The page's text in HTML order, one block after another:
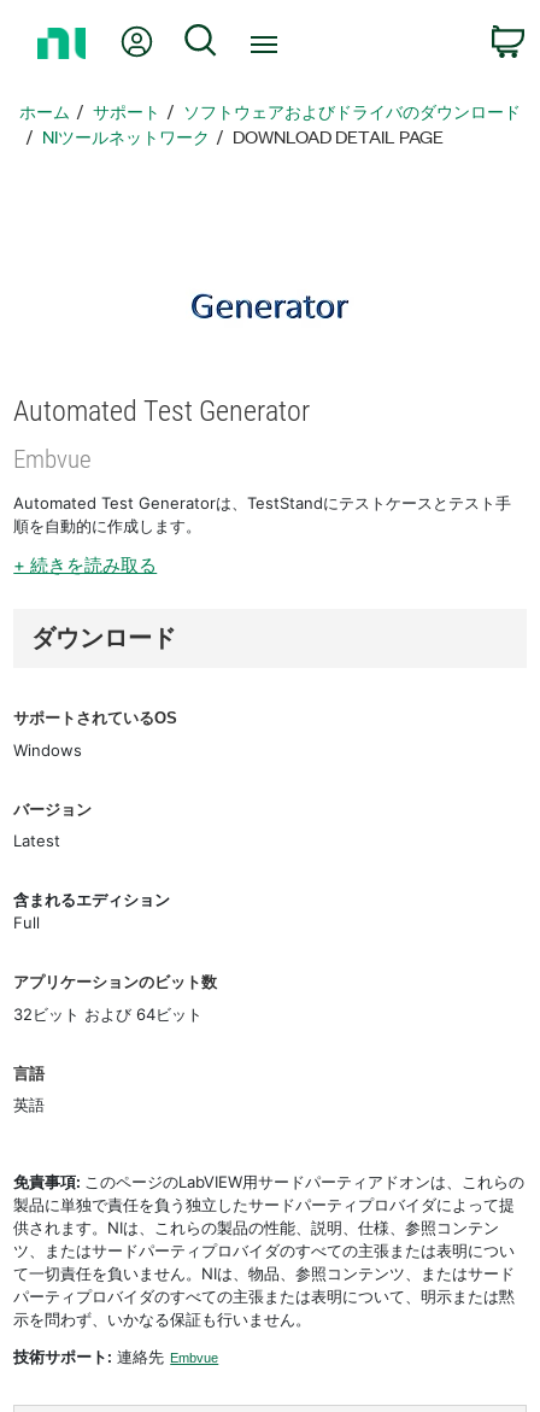
ペ
ー
Myアカウント
検索
ホーム サポート
ソフトウェアおよびドライバのダウンロード
NIツールネットワーク
DOWNLOAD DETAIL PAGE
Automated Test Generator
Embvue
Automated Test Generatorは、TestStandにテストケースとテスト手
順を自動的に作成します。
+ 続きを読み取る
ダウンロード
サポートされているOS
Windows
バージョン
Latest
含まれるエディション
Full
アプリケーションのビット数
32ビット および 64ビット
言語
英語
免責事項: このページのLabVIEW用サードパーティアドオンは、これらの
製品に単独で責任を負う独立したサードパーティプロバイダによって提
供されます。NIは、これらの製品の性能、説明、仕様、参照コンテン
ツ、またはサードパーティプロバイダのすべての主張または表明につい
て一切責任を負いません。NIは、物品、参照コンテンツ、またはサード
パーティプロバイダのすべての主張または表明について、明示または黙
示を問わず、いかなる保証も行いません。
技術サポート: 連絡先 Embvue